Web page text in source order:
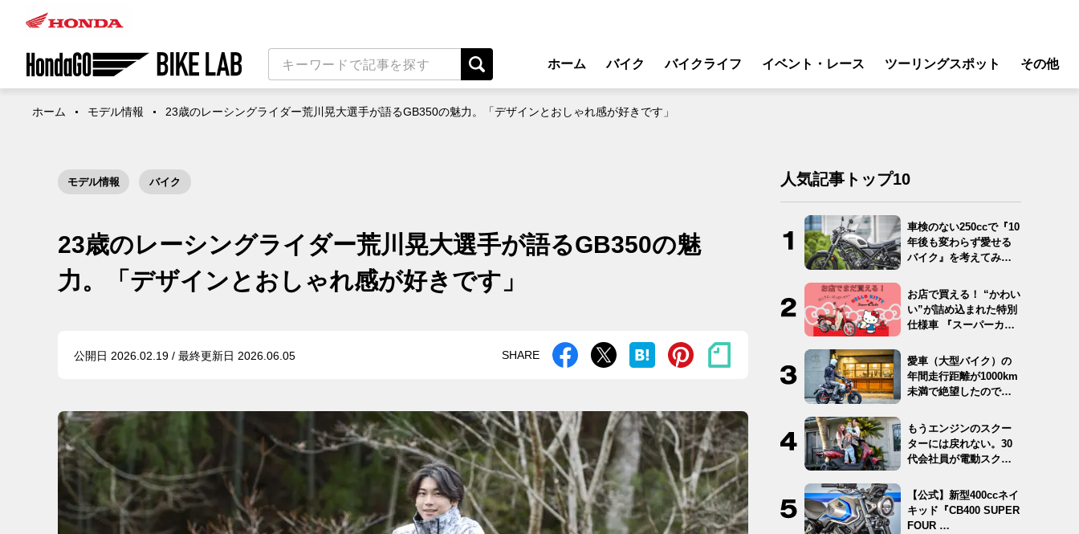
ホーム バイク
ビジネス
バイクライフ
レンタルバイク
イベント・レース ツーリングスポット その他
ホーム モデル情報 23歳のレーシングライダー荒川晃大選手が語るGB350の魅力。「デザインとおしゃれ感が好きです」
モデル情報 バイク
23歳のレーシングライダー荒川晃大選手が語るGB350の魅
力。「デザインとおしゃれ感が好きです」
公開日 2026.02.19 / 最終更新日 2026.06.05 SHARE
人気記事トップ10
車検のない250ccで『10
年後も変わらず愛せる
バイク』を考えてみ
お店で買える！ “かわい
い”が詰め込まれた特別
仕様車 『スーパーカ
愛車（大型バイク）の
年間走行距離が1000km
未満で絶望したので
もうエンジンのスクー
ターには戻れない。30
代会社員が電動スクー
【公式】新型400ccネイ
キッド『CB400 SUPER
FOUR …